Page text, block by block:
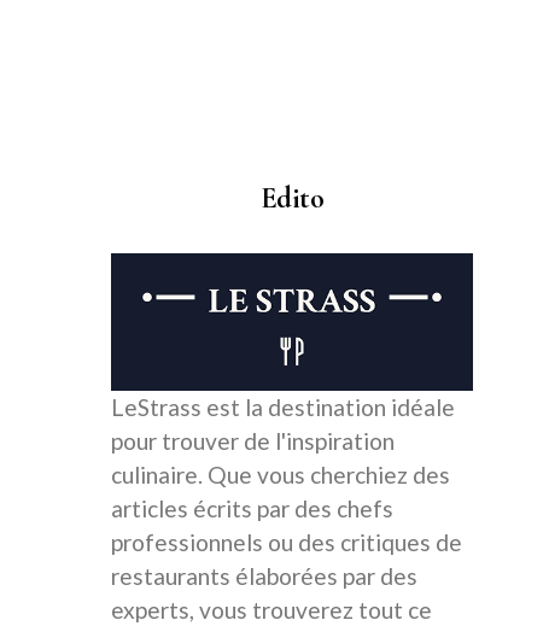
Edito
LeStrass est la destination idéale
pour trouver de l'inspiration
culinaire. Que vous cherchiez des
articles écrits par des chefs
professionnels ou des critiques de
restaurants élaborées par des
experts, vous trouverez tout ce